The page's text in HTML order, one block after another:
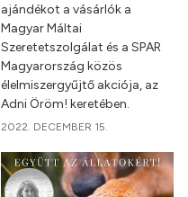
ajándékot a vásárlók a
Magyar Máltai
Szeretetszolgálat és a SPAR
Magyarország közös
élelmiszergyűjtő akciója, az
Adni Öröm! keretében.
2022. DECEMBER 15.